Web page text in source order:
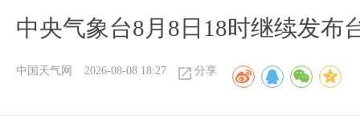
中央气象台8月8日18时继续发布
中国天气网 2026-08-08 18:27 分享